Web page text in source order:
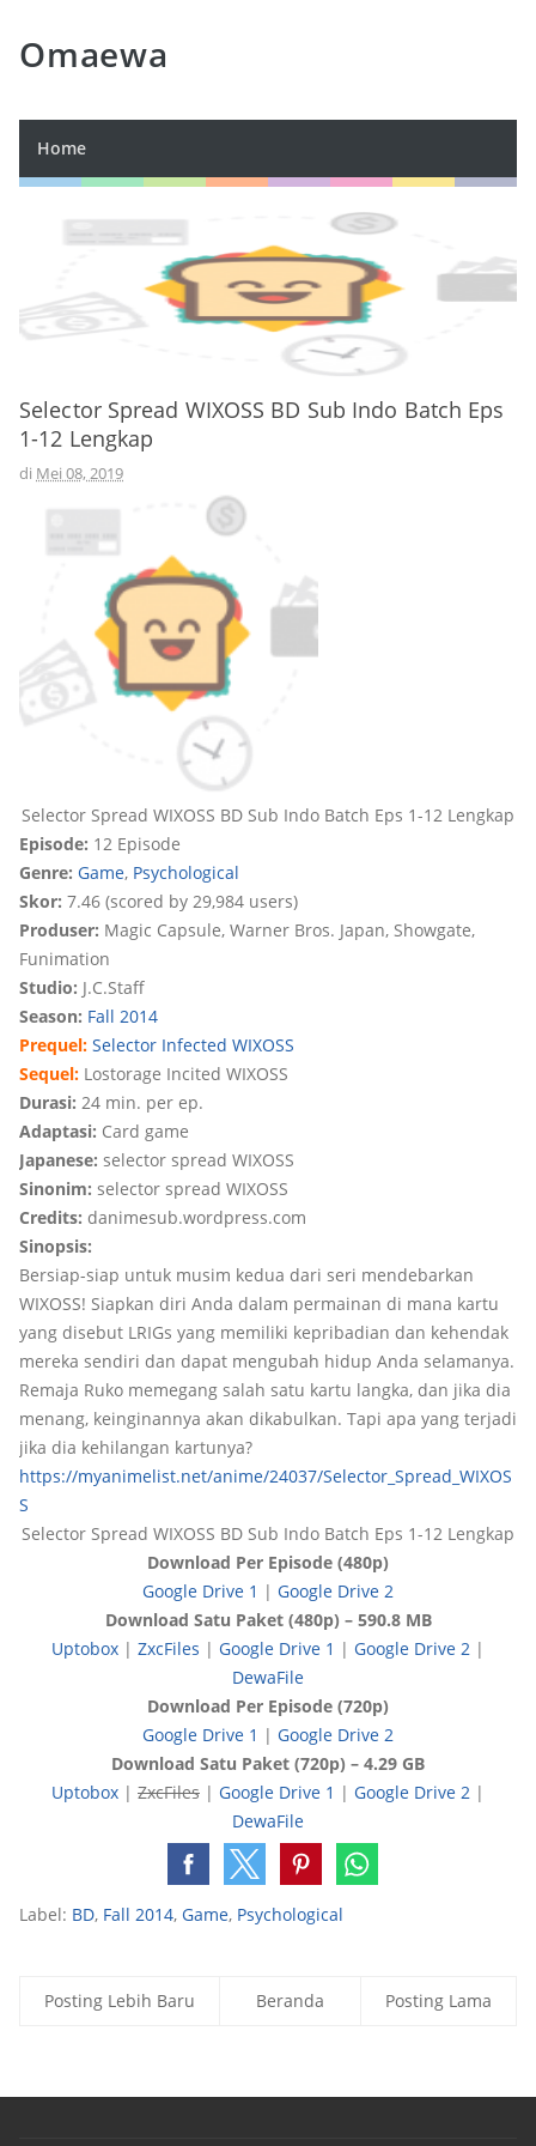
Omaewa
Home
Selector Spread WIXOSS BD Sub Indo Batch Eps
1-12 Lengkap
di Mei 08, 2019
Selector Spread WIXOSS BD Sub Indo Batch Eps 1-12 Lengkap
Episode: 12 Episode
Genre: Game, Psychological
Skor: 7.46 (scored by 29,984 users)
Produser: Magic Capsule, Warner Bros. Japan, Showgate,
Funimation
Studio: J.C.Staff
Season: Fall 2014
Prequel: Selector Infected WIXOSS
Sequel: Lostorage Incited WIXOSS
Durasi: 24 min. per ep.
Adaptasi: Card game
Japanese: selector spread WIXOSS
Sinonim: selector spread WIXOSS
Credits: danimesub.wordpress.com
Sinopsis:
Bersiap-siap untuk musim kedua dari seri mendebarkan
WIXOSS! Siapkan diri Anda dalam permainan di mana kartu
yang disebut LRIGs yang memiliki kepribadian dan kehendak
mereka sendiri dan dapat mengubah hidup Anda selamanya.
Remaja Ruko memegang salah satu kartu langka, dan jika dia
menang, keinginannya akan dikabulkan. Tapi apa yang terjadi
jika dia kehilangan kartunya?
https://myanimelist.net/anime/24037/Selector_Spread_WIXOS
S
Selector Spread WIXOSS BD Sub Indo Batch Eps 1-12 Lengkap
Download Per Episode (480p)
Google Drive 1 | Google Drive 2
Download Satu Paket (480p) – 590.8 MB
Uptobox | ZxcFiles | Google Drive 1 | Google Drive 2 |
DewaFile
Download Per Episode (720p)
Google Drive 1 | Google Drive 2
Download Satu Paket (720p) – 4.29 GB
Uptobox | ZxcFiles | Google Drive 1 | Google Drive 2 |
DewaFile
Label: BD, Fall 2014, Game, Psychological
Posting Lebih Baru Posting Lama
Beranda